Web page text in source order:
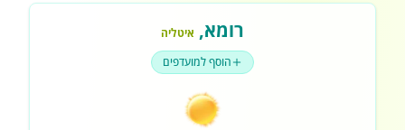
רומא, איטליה
הוסף למועדפים